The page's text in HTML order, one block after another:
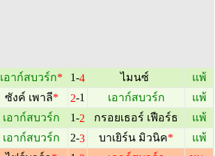
เอาก์สบวร์ก* 1-4 ไมนซ์
แพ้
ซังค์ เพาลี* 2-1 เอาก์สบวร์ก
แพ้
เอาก์สบวร์ก 1-2 กรอยเธอร์ เฟือร์ธ
แพ้
เอาก์สบวร์ก 2-3 บาเยิร์น มิวนิค*
แพ้